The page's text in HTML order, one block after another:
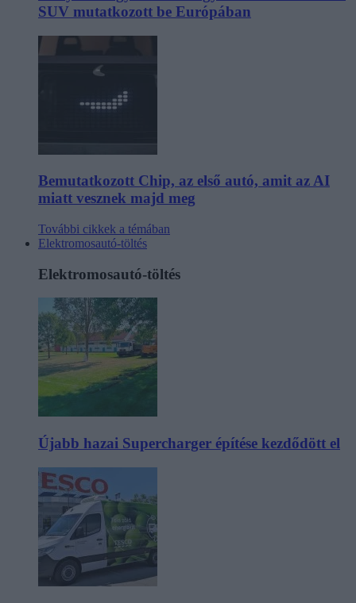
SUV mutatkozott be Európában
Bemutatkozott Chip, az első autó, amit az AI
miatt vesznek majd meg
További cikkek a témában
Elektromosautó-töltés
Elektromosautó-töltés
Újabb hazai Supercharger építése kezdődött el